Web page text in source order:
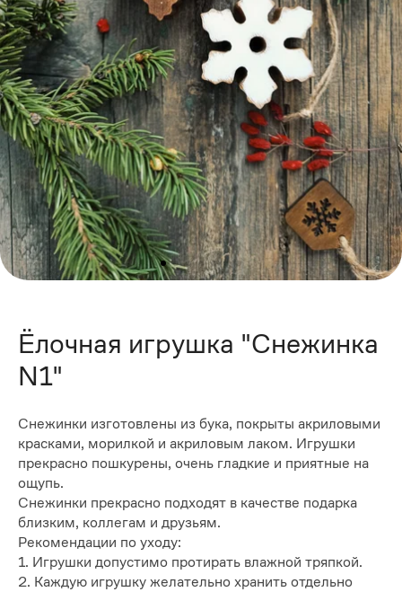
Ёлочная игрушка "Снежинка
N1"
Cнежинки изготовлены из бука, покрыты акриловыми
красками, морилкой и акриловым лаком. Игрушки
прекрасно пошкурены, очень гладкие и приятные на
ощупь.
Снежинки прекрасно подходят в качестве подарка
близким, коллегам и друзьям.
Рекомендации по уходу:
1. Игрушки допустимо протирать влажной тряпкой.
2. Каждую игрушку желательно хранить отдельно